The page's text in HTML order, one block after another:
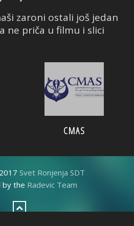
zaroni ostali još jedan
ne priča u filmu i slici
Svet Ronjenja SDT
by theRadevic Team